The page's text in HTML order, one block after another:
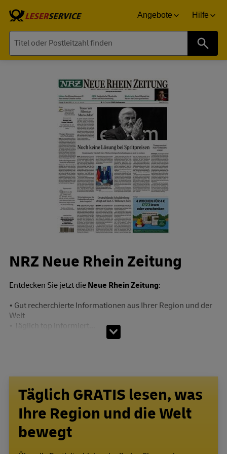
Angebote Hilfe
NRZ Neue Rhein Zeitung
Entdecken Sie jetzt die Neue Rhein Zeitung:
• Gut recherchierte Informationen aus Ihrer Region und der
Welt
• Täglich top informiert...
Täglich GRATIS lesen, was
Ihre Region und die Welt
bewegt